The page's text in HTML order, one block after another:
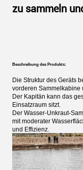
zu sammeln
Beschreibung des Produkts:
Die Struktur des Geräts
vorderen Sammelkabine
Der Kapitän kann das
Einsatzraum sitzt.
Der Wasser-Unkraut-
mit moderater
und Effizienz.